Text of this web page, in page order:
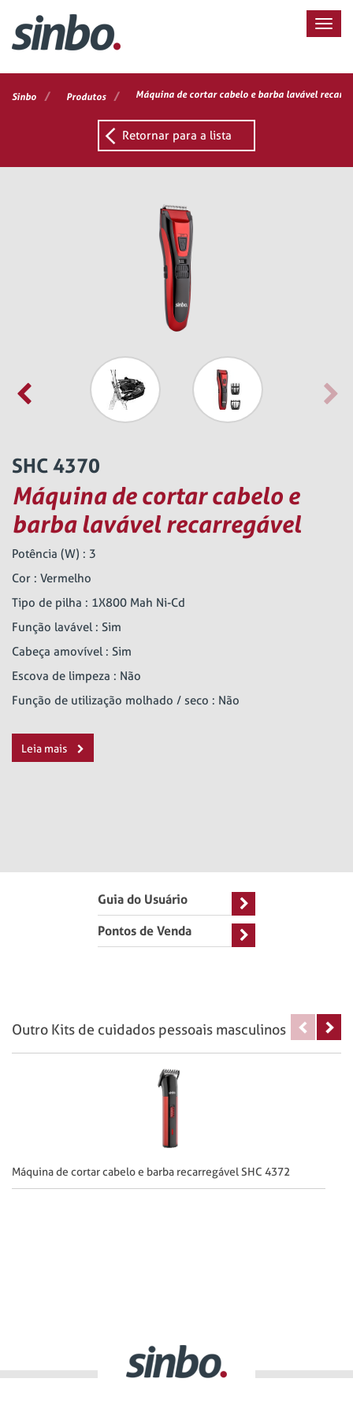
Sinbo / Produtos / Máquina de cortar cabelo e barba lavável
Retornar para a lista
SHC 4370
Máquina de cortar cabelo e
barba lavável recarregável
Potência (W) : 3
Cor : Vermelho
Tipo de pilha : 1X800 Mah Ni-Cd
Função lavável : Sim
Cabeça amovível : Sim
Escova de limpeza : Não
Função de utilização molhado / seco : Não
Leia mais
Guia do Usuário
Pontos de Venda
Outro Kits de cuidados pessoais masculinos
Máquina de cortar cabelo e barba recarregável SHC 4372